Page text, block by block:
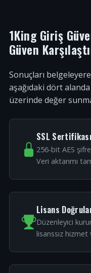
1King Giriş
Güven
Sonuçları
aşağıdaki dört
üzerinde değer
SSL Sertifikası
256-bit AES
Veri aktarımı
Lisans
Düzenleyici
lisanssız